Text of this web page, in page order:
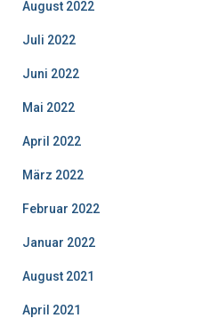
August 2022
Juli 2022
Juni 2022
Mai 2022
April 2022
März 2022
Februar 2022
Januar 2022
August 2021
April 2021